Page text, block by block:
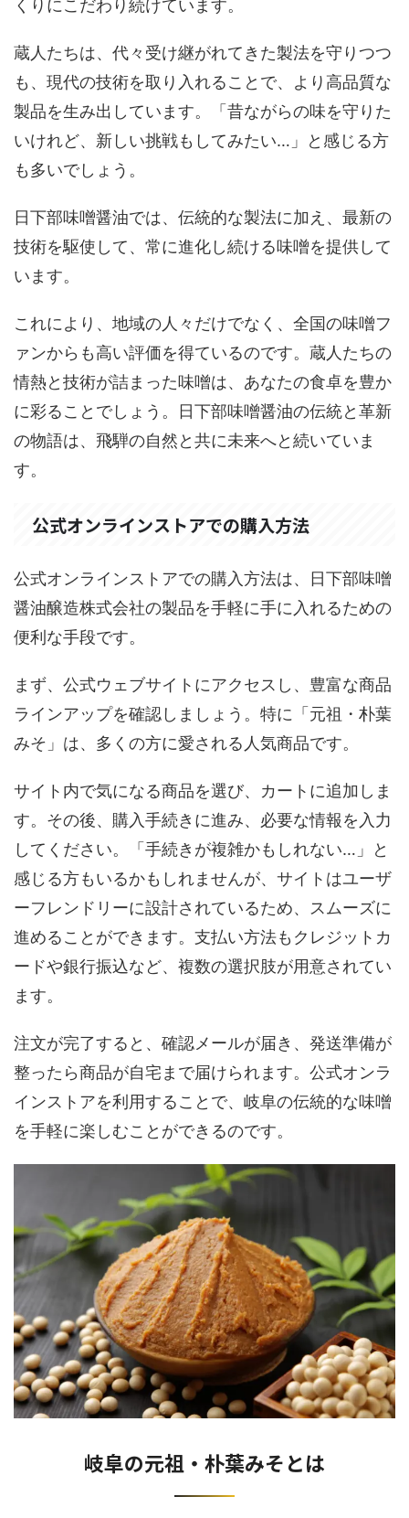
くりにこだわり続けています。
蔵人たちは、代々受け継がれてきた製法を守りつつ
も、現代の技術を取り入れることで、より高品質な
製品を生み出しています。「昔ながらの味を守りた
いけれど、新しい挑戦もしてみたい…」と感じる方
も多いでしょう。
日下部味噌醤油では、伝統的な製法に加え、最新の
技術を駆使して、常に進化し続ける味噌を提供して
います。
これにより、地域の人々だけでなく、全国の味噌フ
ァンからも高い評価を得ているのです。蔵人たちの
情熱と技術が詰まった味噌は、あなたの食卓を豊か
に彩ることでしょう。日下部味噌醤油の伝統と革新
の物語は、飛騨の自然と共に未来へと続いていま
す。
公式オンラインストアでの購入方法
公式オンラインストアでの購入方法は、日下部味噌
醤油醸造株式会社の製品を手軽に手に入れるための
便利な手段です。
まず、公式ウェブサイトにアクセスし、豊富な商品
ラインアップを確認しましょう。特に「元祖・朴葉
みそ」は、多くの方に愛される人気商品です。
サイト内で気になる商品を選び、カートに追加しま
す。その後、購入手続きに進み、必要な情報を入力
してください。「手続きが複雑かもしれない…」と
感じる方もいるかもしれませんが、サイトはユーザ
ーフレンドリーに設計されているため、スムーズに
進めることができます。支払い方法もクレジットカ
ードや銀行振込など、複数の選択肢が用意されてい
ます。
注文が完了すると、確認メールが届き、発送準備が
整ったら商品が自宅まで届けられます。公式オンラ
インストアを利用することで、岐阜の伝統的な味噌
を手軽に楽しむことができるのです。
岐阜の元祖・朴葉みそとは